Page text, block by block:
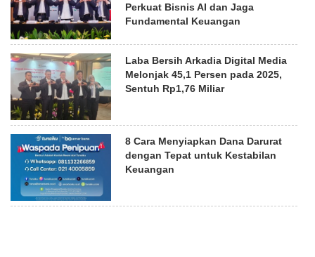
Perkuat Bisnis AI dan Jaga
Fundamental Keuangan
Laba Bersih Arkadia Digital Media
Melonjak 45,1 Persen pada 2025,
Sentuh Rp1,76 Miliar
8 Cara Menyiapkan Dana Darurat
dengan Tepat untuk Kestabilan
Keuangan